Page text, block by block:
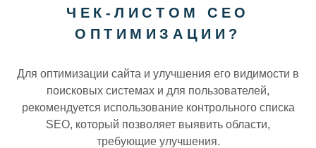
ЧЕК-ЛИСТОМ СЕО
ОПТИМИЗАЦИИ?
Для оптимизации сайта и улучшения его видимости в
поисковых системах и для пользователей,
рекомендуется использование контрольного списка
SEO, который позволяет выявить области,
требующие улучшения.